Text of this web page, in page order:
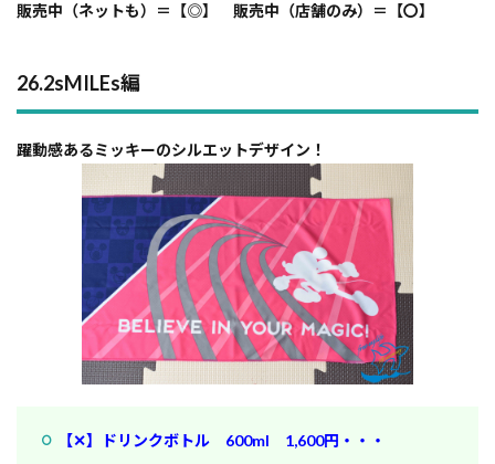
販売中（ネットも）＝【◎】 販売中（店舗のみ）＝【〇】
26.2sMILEs編
躍動感あるミッキーのシルエットデザイン！
【✕】ドリンクボトル 600ml 1,600円・・・